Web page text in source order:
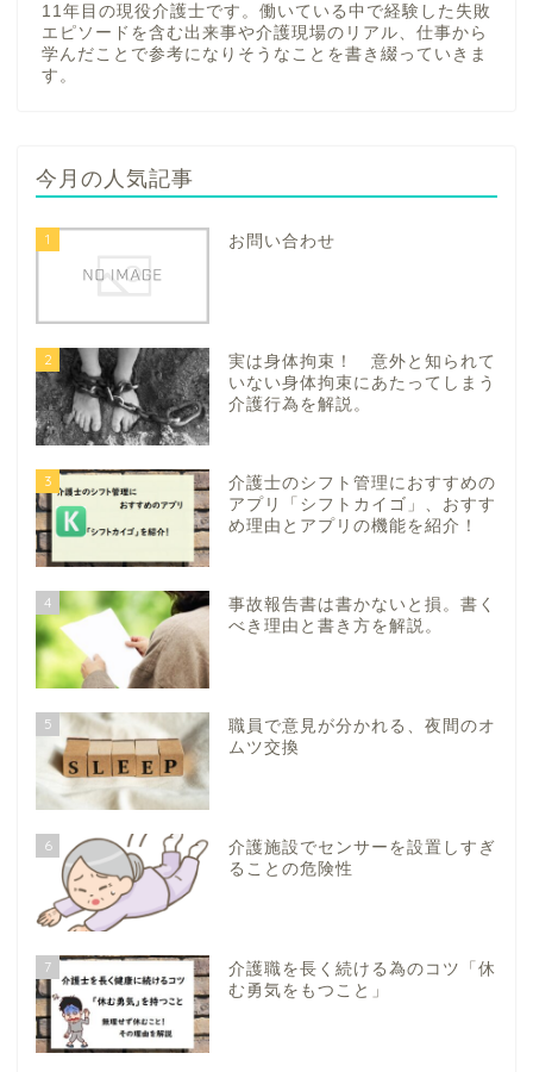
11年目の現役介護士です。働いている中で経験した失敗
エピソードを含む出来事や介護現場のリアル、仕事から
学んだことで参考になりそうなことを書き綴っていきま
す。
今月の人気記事
1 お問い合わせ
2
実は身体拘束！ 意外と知られて
いない身体拘束にあたってしまう
介護行為を解説。
3
介護士のシフト管理におすすめの
アプリ「シフトカイゴ」、おすす
め理由とアプリの機能を紹介！
4
事故報告書は書かないと損。書く
べき理由と書き方を解説。
5
職員で意見が分かれる、夜間のオ
ムツ交換
6
介護施設でセンサーを設置しすぎ
ることの危険性
7
介護職を長く続ける為のコツ「休
む勇気をもつこと」